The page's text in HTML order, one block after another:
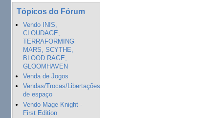
Tópicos do Fórum
Vendo INIS,
CLOUDAGE,
TERRAFORMING
MARS, SCYTHE,
BLOOD RAGE,
GLOOMHAVEN
Venda de Jogos
Vendas/Trocas/Libertações
de espaço
Vendo Mage Knight -
First Edition